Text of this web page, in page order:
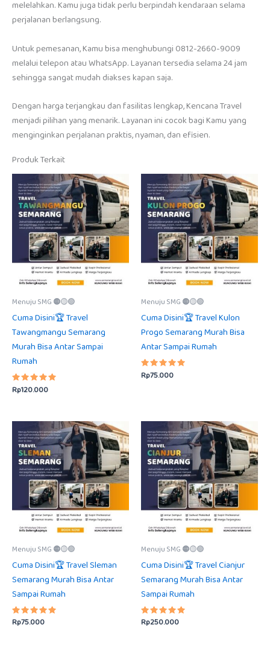
melelahkan. Kamu juga tidak perlu berpindah kendaraan selama
perjalanan berlangsung.
Untuk pemesanan, Kamu bisa menghubungi 0812-2660-9009
melalui telepon atau WhatsApp. Layanan tersedia selama 24 jam
sehingga sangat mudah diakses kapan saja.
Dengan harga terjangkau dan fasilitas lengkap, Kencana Travel
menjadi pilihan yang menarik. Layanan ini cocok bagi Kamu yang
menginginkan perjalanan praktis, nyaman, dan efisien.
Produk Terkait
Menuju SMG 🟠🟡🟢
Cuma Disini🏆 Travel
Tawangmangu Semarang
Murah Bisa Antar Sampai
Rumah
Dinilai
5.00
Rp120.000
Menuju SMG 🟠🟡🟢
Cuma Disini🏆 Travel Kulon
Progo Semarang Murah Bisa
Antar Sampai Rumah
Dinilai
5.00
Rp75.000
Menuju SMG 🟠🟡🟢
Cuma Disini🏆 Travel Sleman
Semarang Murah Bisa Antar
Sampai Rumah
Dinilai
5.00
Rp75.000
Menuju SMG 🟠🟡🟢
Cuma Disini🏆 Travel Cianjur
Semarang Murah Bisa Antar
Sampai Rumah
Dinilai
5.00
Rp250.000